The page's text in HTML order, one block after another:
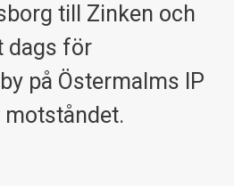
till Zinken och
dags för
på Östermalms IP
motståndet.